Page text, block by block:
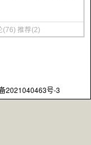
(76) 推荐(2)
2021040463号-3